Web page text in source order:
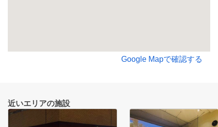
Google Mapで確認する
近いエリアの施設